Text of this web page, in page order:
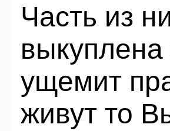
Часть из
ущемит
живут то